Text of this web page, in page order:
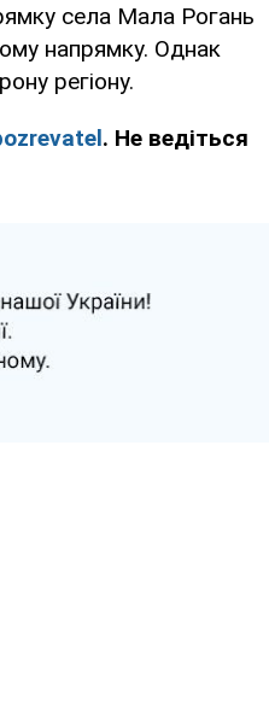
села Мала Рогань
напрямку. Однак
регіону.
. Не ведіться